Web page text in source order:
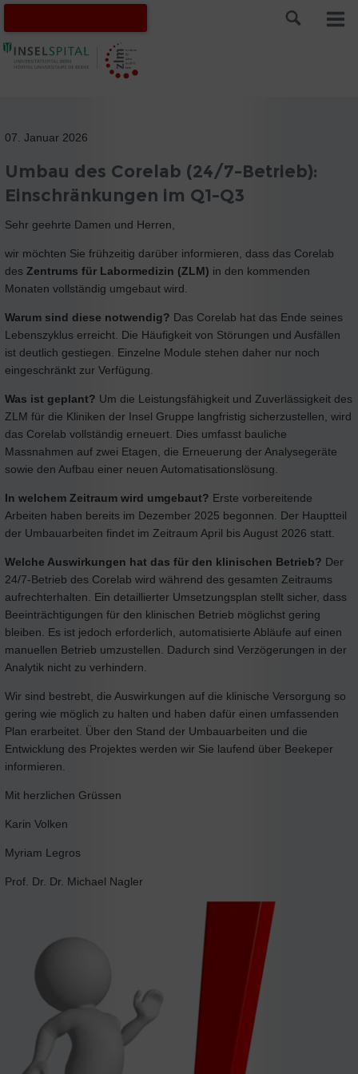
07. Januar 2026
Umbau des Corelab (24/7-Betrieb):
Einschränkungen im Q1-Q3
Sehr geehrte Damen und Herren,
wir möchten Sie frühzeitig darüber informieren, dass das Corelab
des Zentrums für Labormedizin (ZLM) in den kommenden
Monaten vollständig umgebaut wird.
Warum sind diese notwendig? Das Corelab hat das Ende seines
Lebenszyklus erreicht. Die Häufigkeit von Störungen und Ausfällen
ist deutlich gestiegen. Einzelne Module stehen daher nur noch
eingeschränkt zur Verfügung.
Was ist geplant? Um die Leistungsfähigkeit und Zuverlässigkeit des
ZLM für die Kliniken der Insel Gruppe langfristig sicherzustellen, wird
das Corelab vollständig erneuert. Dies umfasst bauliche
Massnahmen auf zwei Etagen, die Erneuerung der Analysegeräte
sowie den Aufbau einer neuen Automatisationslösung.
In welchem Zeitraum wird umgebaut? Erste vorbereitende
Arbeiten haben bereits im Dezember 2025 begonnen. Der Hauptteil
der Umbauarbeiten findet im Zeitraum April bis August 2026 statt.
Welche Auswirkungen hat das für den klinischen Betrieb? Der
24/7-Betrieb des Corelab wird während des gesamten Zeitraums
aufrechterhalten. Ein detaillierter Umsetzungsplan stellt sicher, dass
Beeinträchtigungen für den klinischen Betrieb möglichst gering
bleiben. Es ist jedoch erforderlich, automatisierte Abläufe auf einen
manuellen Betrieb umzustellen. Dadurch sind Verzögerungen in der
Analytik nicht zu verhindern.
Wir sind bestrebt, die Auswirkungen auf die klinische Versorgung so
gering wie möglich zu halten und haben dafür einen umfassenden
Plan erarbeitet. Über den Stand der Umbauarbeiten und die
Entwicklung des Projektes werden wir Sie laufend über Beekeper
informieren.
Mit herzlichen Grüssen
Karin Volken
Myriam Legros
Prof. Dr. Dr. Michael Nagler